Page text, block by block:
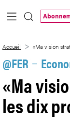
Saut au contenu
Accueil «Ma vision
@FER
«Ma
les dix